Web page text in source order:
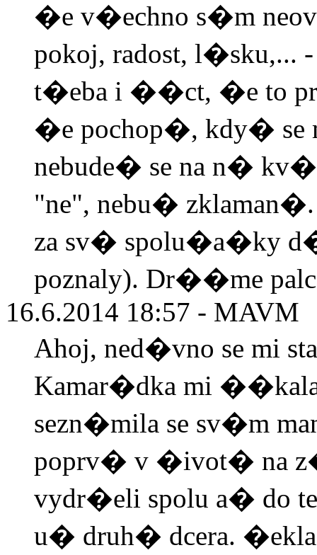
�e v�echno s�m
pokoj, radost,
t�eba i ��ct, �e to
�e pochop�, kdy� se
nebude� se na n�
"ne", nebu�
za sv� spolu�a�ky
poznaly). Dr��me
16.6.2014 18:57 - MAVM
Ahoj, ned�vno se mi
Kamar�dka mi
sezn�mila se sv�m
poprv� v �ivot� na
vydr�eli spolu a� do
u� druh� dcera.